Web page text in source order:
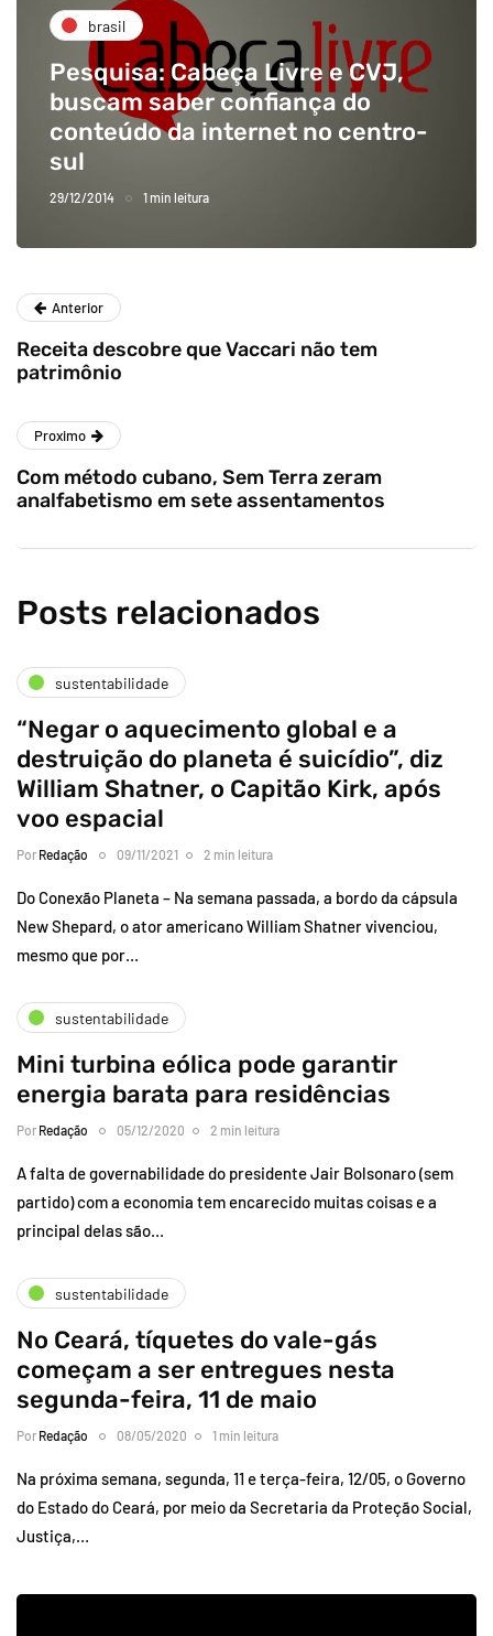
brasil
Pesquisa: Cabeça Livre e CVJ,
buscam saber confiança do
conteúdo da internet no centro-
sul
29/12/2014 1 min leitura
Anterior
Receita descobre que Vaccari não tem
patrimônio
Proximo
Com método cubano, Sem Terra zeram
analfabetismo em sete assentamentos
Posts relacionados
sustentabilidade
“Negar o aquecimento global e a
destruição do planeta é suicídio”, diz
William Shatner, o Capitão Kirk, após
voo espacial
Por Redação 09/11/2021 2 min leitura
Do Conexão Planeta – Na semana passada, a bordo da cápsula
New Shepard, o ator americano William Shatner vivenciou,
mesmo que por…
sustentabilidade
Mini turbina eólica pode garantir
energia barata para residências
Por Redação 05/12/2020 2 min leitura
A falta de governabilidade do presidente Jair Bolsonaro (sem
partido) com a economia tem encarecido muitas coisas e a
principal delas são…
sustentabilidade
No Ceará, tíquetes do vale-gás
começam a ser entregues nesta
segunda-feira, 11 de maio
Por Redação 08/05/2020 1 min leitura
Na próxima semana, segunda, 11 e terça-feira, 12/05, o Governo
do Estado do Ceará, por meio da Secretaria da Proteção Social,
Justiça,…